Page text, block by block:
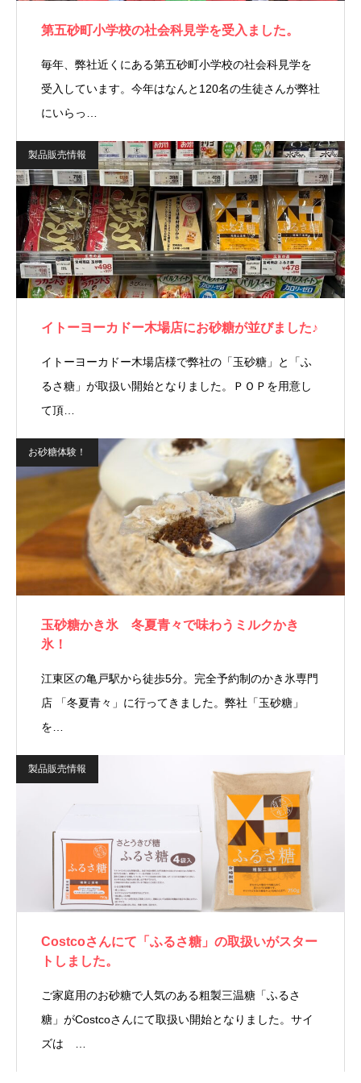
第五砂町小学校の社会科見学を受入ました。
毎年、弊社近くにある第五砂町小学校の社会科見学を
受入しています。今年はなんと120名の生徒さんが弊社
にいらっ…
製品販売情報
イトーヨーカドー木場店にお砂糖が並びました♪
イトーヨーカドー木場店様で弊社の「玉砂糖」と「ふ
るさ糖」が取扱い開始となりました。ＰＯＰを用意し
て頂…
お砂糖体験！
玉砂糖かき氷 冬夏青々で味わうミルクかき
氷！
江東区の亀戸駅から徒歩5分。完全予約制のかき氷専門
店 「冬夏青々」に行ってきました。弊社「玉砂糖」
を…
製品販売情報
Costcoさんにて「ふるさ糖」の取扱いがスター
トしました。
ご家庭用のお砂糖で人気のある粗製三温糖「ふるさ
糖」がCostcoさんにて取扱い開始となりました。サイ
ズは …